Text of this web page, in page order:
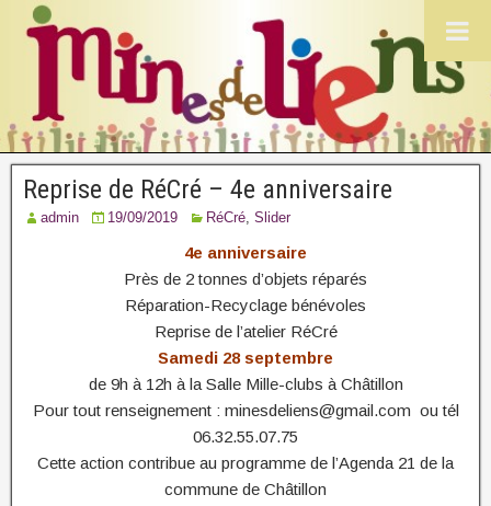
Reprise de RéCré – 4e anniversaire
admin 19/09/2019 RéCré, Slider
4e anniversaire
Près de 2 tonnes d’objets réparés
Réparation-Recyclage bénévoles
Reprise de l’atelier RéCré
Samedi 28 septembre
de 9h à 12h à la Salle Mille-clubs à Châtillon
Pour tout renseignement : minesdeliens@gmail.com ou tél
06.32.55.07.75
Cette action contribue au programme de l’Agenda 21 de la
commune de Châtillon